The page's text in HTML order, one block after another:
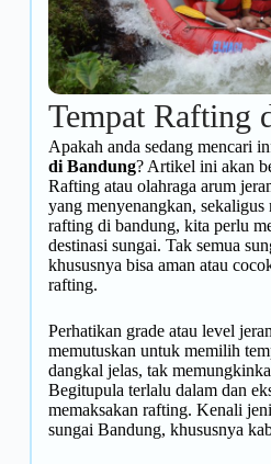
Tempat Rafting
Apakah anda sedang mencari
di Bandung? Artikel ini akan
Rafting atau olahraga arum
yang menyenangkan,
rafting di bandung, kita perlu
destinasi sungai. Tak semua
khususnya bisa aman atau
rafting.
Perhatikan grade atau level
memutuskan untuk memilih
dangkal jelas, tak
Begitupula terlalu dalam dan
memaksakan rafting. Kenali
sungai Bandung, khususnya